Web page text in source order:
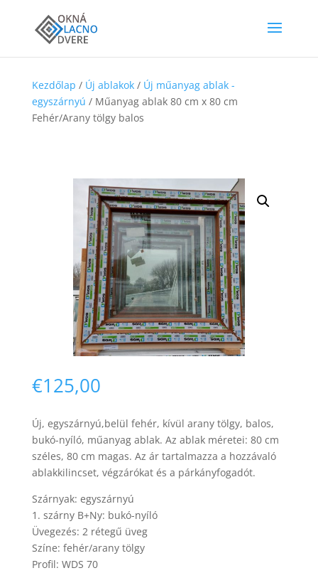
Kezdőlap / Új ablakok/ Új műanyag ablak -
egyszárnyú / Műanyag ablak 80 cm x 80 cm
Fehér/Arany tölgy balos
€125,00
Új, egyszárnyú,belül fehér, kívül arany tölgy, balos,
bukó-nyíló, műanyag ablak. Az ablak méretei: 80 cm
széles, 80 cm magas. Az ár tartalmazza a hozzávaló
ablakkilincset, végzárókat és a párkányfogadót.
Szárnyak: egyszárnyú
1. szárny B+Ny: bukó-nyíló
Üvegezés: 2 rétegű üveg
Színe: fehér/arany tölgy
Profil: WDS 70
Necessary
These
cookies are
not